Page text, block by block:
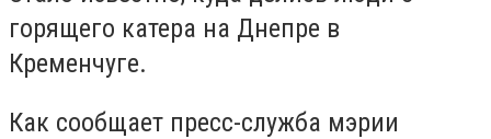
горящего катера на Днепре в
Кременчуге.
Как сообщает пресс-служба мэрии